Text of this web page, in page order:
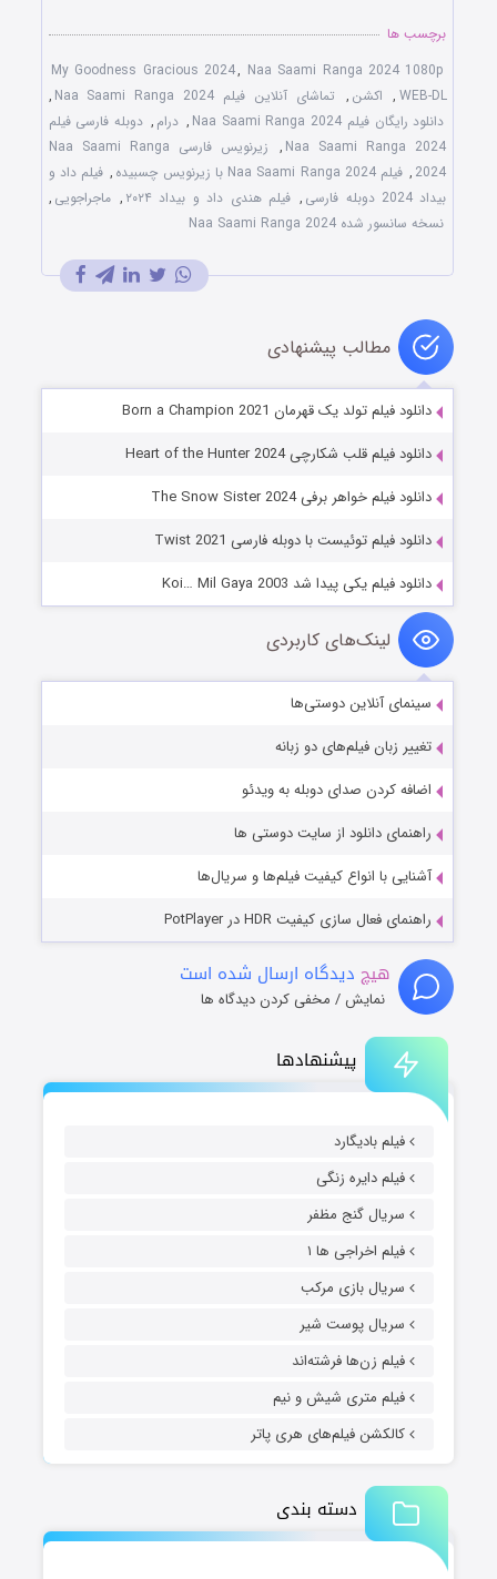
پیشنهادها
فیلم بادیگارد
فیلم دایره زنگی
سریال گنج مظفر
فیلم اخراجی ها ۱
سریال بازی مرکب
سریال پوست شیر
فیلم زن‌ها فرشته‌اند
فیلم متری شیش و نیم
کالکشن فیلم‌های هری پاتر
دسته بندی
برچسب ها
My Goodness Gracious 2024, Naa Saami Ranga 2024 1080p
WEB-DL
, اکشن , تماشای آنلاین فیلم Naa Saami Ranga 2024
,
دانلود رایگان فیلم Naa Saami Ranga 2024
, درام , دوبله فارسی فیلم
Naa Saami Ranga 2024
,
زیرنویس فارسی Naa Saami Ranga
2024
, فیلم Naa Saami Ranga 2024 با زیرنویس چسبیده , فیلم داد و
بیداد 2024 دوبله فارسی
, فیلم هندی داد و بیداد ۲۰۲۴ , ماجراجویی ,
نسخه سانسور شده Naa Saami Ranga 2024
مطالب پیشنهادی
دانلود فیلم تولد یک قهرمان Born a Champion 2021
دانلود فیلم قلب شکارچی Heart of the Hunter 2024
دانلود فیلم خواهر برفی The Snow Sister 2024
دانلود فیلم توئیست با دوبله فارسی Twist 2021
دانلود فیلم یکی پیدا شد Koi… Mil Gaya 2003
لینک‌های کاربردی
سینمای آنلاین دوستی‌ها
تغییر زبان فیلم‌های دو زبانه
اضافه کردن صدای دوبله به ویدئو
راهنمای دانلود از سایت دوستی ها
آشنایی با انواع کیفیت فیلم‌ها و سریال‌ها
راهنمای فعال سازی کیفیت HDR در PotPlayer
هیچ دیدگاه ارسال شده است
نمایش / مخفی کردن دیدگاه ها